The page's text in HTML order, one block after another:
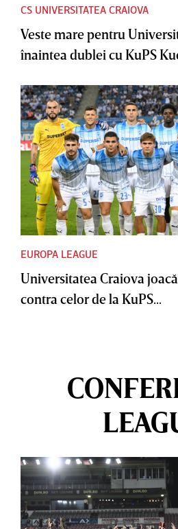
CS UNIVERSITATEA CRAIOVA
Veste mare pentru
înaintea dublei cu KuPS
EUROPA LEAGUE
Universitatea Craiova
contra celor de la KuPS...